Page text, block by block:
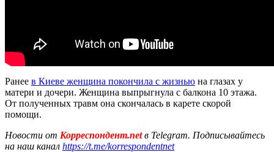
Ранее в Киеве женщина покончила с жизнью на глазах у
матери и дочери. Женщина выпрыгнула с балкона 10 этажа.
От полученных травм она скончалась в карете скорой
помощи.
Новости от Корреспондент.netв Telegram. Подписывайтесь
на наш канал https://t.me/korrespondentnet